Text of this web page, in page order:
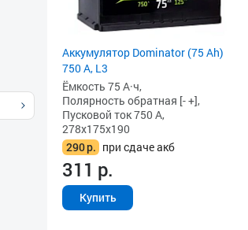
Аккумулятор Dominator (75 Ah)
750 А, L3
Ёмкость 75 А·ч,
Полярность обратная [- +],
Пусковой ток 750 А,
278x175x190
290р. при сдаче акб
311 р.
Купить